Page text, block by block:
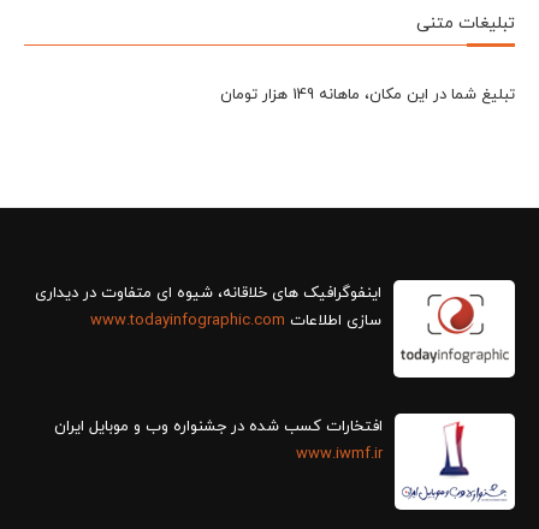
تبلیغات متنی
تبلیغ شما در این مکان، ماهانه 149 هزار تومان
سازی اطلاعات www.todayinfographic.com
افتخارات کسب شده در جشنواره وب و موبایل ایران
www.iwmf.ir